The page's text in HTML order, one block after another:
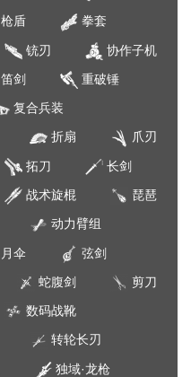
枪盾 拳套
铳刃 协作子机
笛剑 重破锤
复合兵装
折扇 爪刃
拓刀 长剑
战术旋棍 琵琶
动力臂组
月伞 弦剑
蛇腹剑 剪刀
数码战靴
转轮长刃
独域·龙枪